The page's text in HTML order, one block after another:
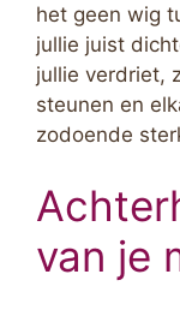
het geen wig
jullie juist
jullie verdriet,
steunen en
zodoende
van je